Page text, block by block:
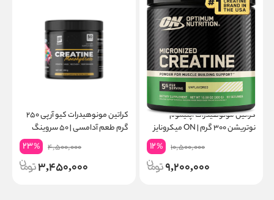
کراتین مونوهیدرات اپتیموم
نوتریشن ۳۰۰ گرم | ON میکرونایز
10,500,000
12%
9,200,000
کراتین مونوهیدرات کیو آر پی ۲۵۰
گرم طعم آدامسی | ۵۰ سروینگ
4,500,000
23%
3,450,000